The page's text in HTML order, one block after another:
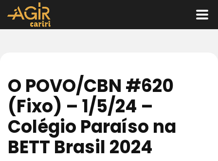
O POVO/CBN #620
(Fixo) – 1/5/24 –
Colégio Paraíso na
BETT Brasil 2024